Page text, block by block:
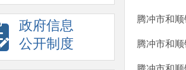
政府信息
公开制度
腾冲市和
腾冲市和